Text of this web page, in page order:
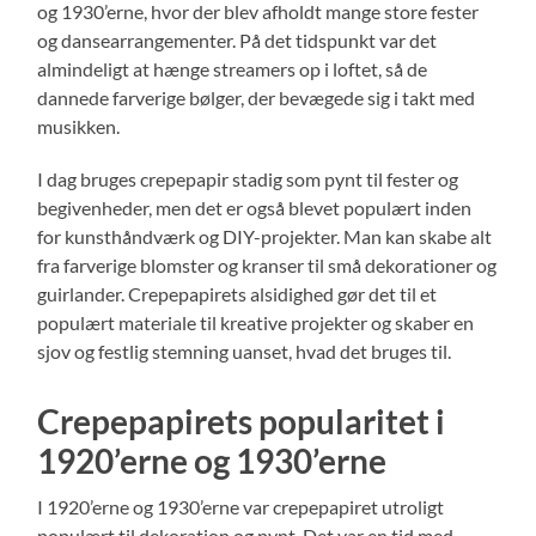
og 1930’erne, hvor der blev afholdt mange store fester
og dansearrangementer. På det tidspunkt var det
almindeligt at hænge streamers op i loftet, så de
dannede farverige bølger, der bevægede sig i takt med
musikken.
I dag bruges crepepapir stadig som pynt til fester og
begivenheder, men det er også blevet populært inden
for kunsthåndværk og DIY-projekter. Man kan skabe alt
fra farverige blomster og kranser til små dekorationer og
guirlander. Crepepapirets alsidighed gør det til et
populært materiale til kreative projekter og skaber en
sjov og festlig stemning uanset, hvad det bruges til.
Crepepapirets popularitet i
1920’erne og 1930’erne
I 1920’erne og 1930’erne var crepepapiret utroligt